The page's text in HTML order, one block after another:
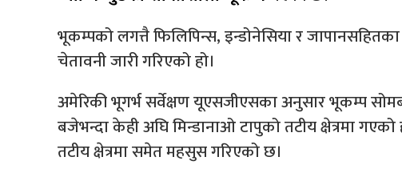
भूकम्पको लगत्तै फिलिपिन्स, इन्डोनेसिया र
चेतावनी जारी गरिएको हो।
अमेरिकी भूगर्भ सर्वेक्षण यूएसजीएसका अनुसार भूकम्प
बजेभन्दा केही अघि मिन्डानाओ टापुको तटीय क्षेत्रमा
तटीय क्षेत्रमा समेत महसुस गरिएको छ।